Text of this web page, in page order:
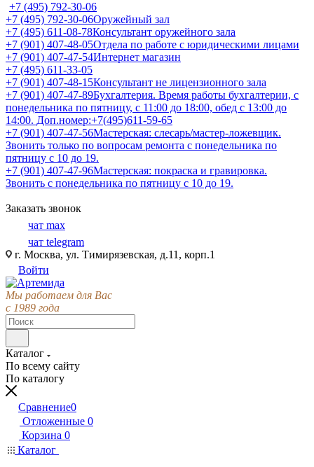
+7 (495) 792-30-06
+7 (495) 792-30-06Оружейный зал
+7 (495) 611-08-78Консультант оружейного зала
+7 (901) 407-48-05Отдела по работе с юридическими лицами
+7 (901) 407-47-54Интернет магазин
+7 (495) 611-33-05
+7 (901) 407-48-15Консультант не лицензионного зала
+7 (901) 407-47-89Бухгалтерия. Время работы бухгалтерии, с
понедельника по пятницу, с 11:00 до 18:00, обед с 13:00 до
14:00. Доп.номер:+7(495)611-59-65
+7 (901) 407-47-56Мастерская: слесарь/мастер-ложевщик.
Звонить только по вопросам ремонта с понедельника по
пятницу с 10 до 19.
+7 (901) 407-47-96Мастерская: покраска и гравировка.
Звонить с понедельника по пятницу с 10 до 19.
Заказать звонок
чат max
чат telegram
г. Москва, ул. Тимирязевская, д.11, корп.1
Войти
Мы работаем для Вас
с 1989 года
Каталог
По всему сайту
По каталогу
Сравнение0
Отложенные 0
Корзина 0
Каталог